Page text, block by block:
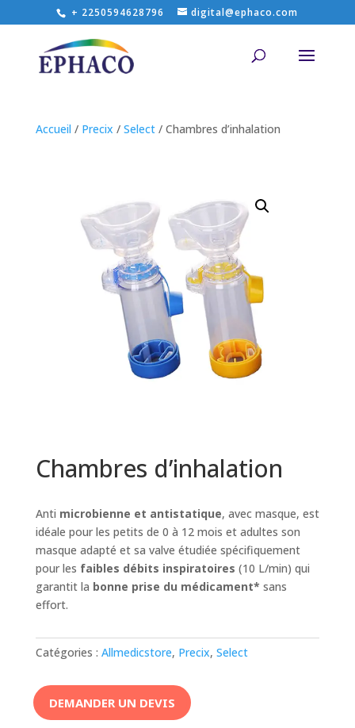
+ 2250594628796 digital@ephaco.com
Accueil / Precix / Select/ Chambres d’inhalation
Chambres d’inhalation
Anti microbienne et antistatique, avec masque, est
idéale pour les petits de 0 à 12 mois et adultes son
masque adapté et sa valve étudiée spécifiquement
pour les faibles débits inspiratoires (10 L/min) qui
garantit la bonne prise du médicament* sans
effort.
Catégories : Allmedicstore, Precix, Select
DEMANDER UN DEVIS